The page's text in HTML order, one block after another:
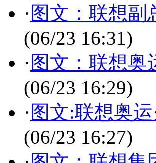
· 图文：联想副
(06/23 16:31)
· 图文：联想奥
(06/23 16:29)
· 图文:联想奥
(06/23 16:27)